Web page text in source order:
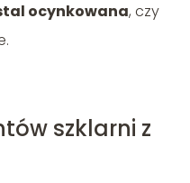
ocynkowana, czy
szklarni z